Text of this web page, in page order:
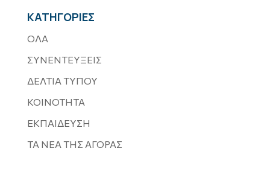
ΚΑΤΗΓΟΡΙΕΣ
ΟΛΑ
ΣΥΝΕΝΤΕΥΞΕΙΣ
ΔΕΛΤΙΑ ΤΥΠΟΥ
ΚΟΙΝΟΤΗΤΑ
ΕΚΠΑΙΔΕΥΣΗ
ΤΑ ΝΕΑ ΤΗΣ ΑΓΟΡΑΣ